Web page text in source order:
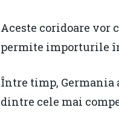
Aceste coridoare
permite importurile
Între timp, Germania
dintre cele mai